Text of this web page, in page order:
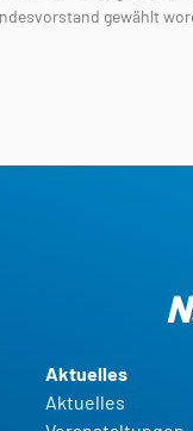
gewählt
Aktuelles
Aktuelles